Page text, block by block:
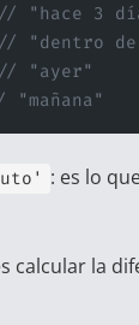
// "hace 3
// "dentro de
// "ayer"
"mañana"
: es lo
calcular la